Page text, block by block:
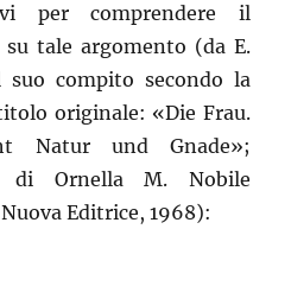
per comprendere il
su tale argomento (da E.
compito secondo la
originale: «Die Frau.
Natur und Gnade»;
di Ornella M. Nobile
Editrice, 1968):